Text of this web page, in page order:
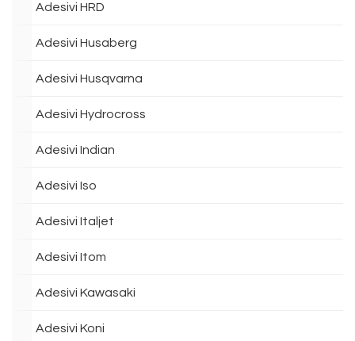
Adesivi HRD
Adesivi Husaberg
Adesivi Husqvarna
Adesivi Hydrocross
Adesivi Indian
Adesivi Iso
Adesivi Italjet
Adesivi Itom
Adesivi Kawasaki
Adesivi Koni